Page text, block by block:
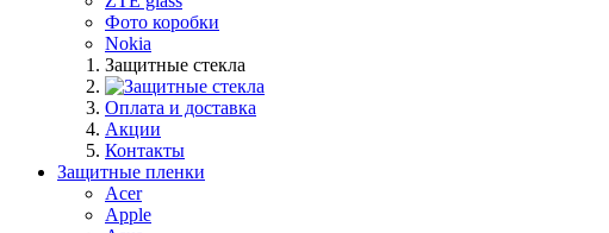
Фото коробки
Nokia
Защитные стекла
Оплата и доставка
Акции
Контакты
Защитные пленки
Acer
Apple